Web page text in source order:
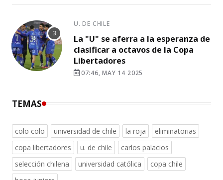
U. DE CHILE
La "U" se aferra a la esperanza de
clasificar a octavos de la Copa
Libertadores
07:46, MAY 14 2025
TEMAS
colo colo universidad de chile la roja
eliminatorias
copa libertadores
u. de chile
carlos palacios
selección chilena
universidad católica
copa chile